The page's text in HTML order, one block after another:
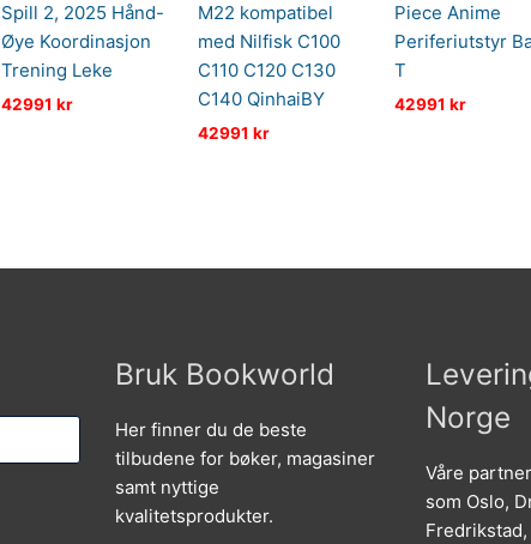
Spill 2, 2025 Hånd-
Øye Koordinasjon
Trening Leke
42991kr
M22 kompatibel
med Nilfisk C100
C110 C120 C130
C140 QinhaiBY
42991kr
Piece Anime
Periferiutstyr
T
42991kr
Bruk Bookworld
Her finner du de beste
tilbudene for bøker, magasiner
samt nyttige
kvalitetsprodukter.
Norge
Våre
som Oslo,